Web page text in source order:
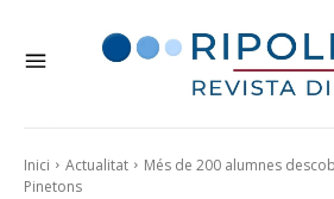
Inici Actualitat
Més de 200 alumnes
Pinetons